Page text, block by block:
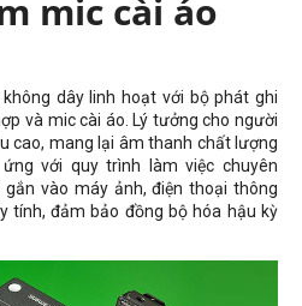
mic cài áo
không dây linh hoạt với bộ phát ghi
và mic cài áo. Lý tưởng cho người
cao, mang lại âm thanh chất lượng
với quy trình làm việc chuyên
vào máy ảnh, điện thoại thông
tính, đảm bảo đồng bộ hóa hậu kỳ